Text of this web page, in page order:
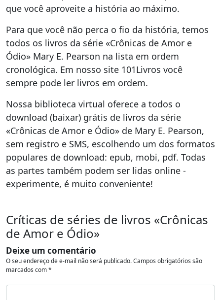
que você aproveite a história ao máximo.
Para que você não perca o fio da história, temos
todos os livros da série «Crônicas de Amor e
Ódio» Mary E. Pearson na lista em ordem
cronológica. Em nosso site 101Livros você
sempre pode ler livros em ordem.
Nossa biblioteca virtual oferece a todos o
download (baixar) grátis de livros da série
«Crônicas de Amor e Ódio» de Mary E. Pearson,
sem registro e SMS, escolhendo um dos formatos
populares de download: epub, mobi, pdf. Todas
as partes também podem ser lidas online -
experimente, é muito conveniente!
Críticas de séries de livros «Crônicas
de Amor e Ódio»
Deixe um comentário
O seu endereço de e-mail não será publicado.Campos obrigatórios são
marcados com*